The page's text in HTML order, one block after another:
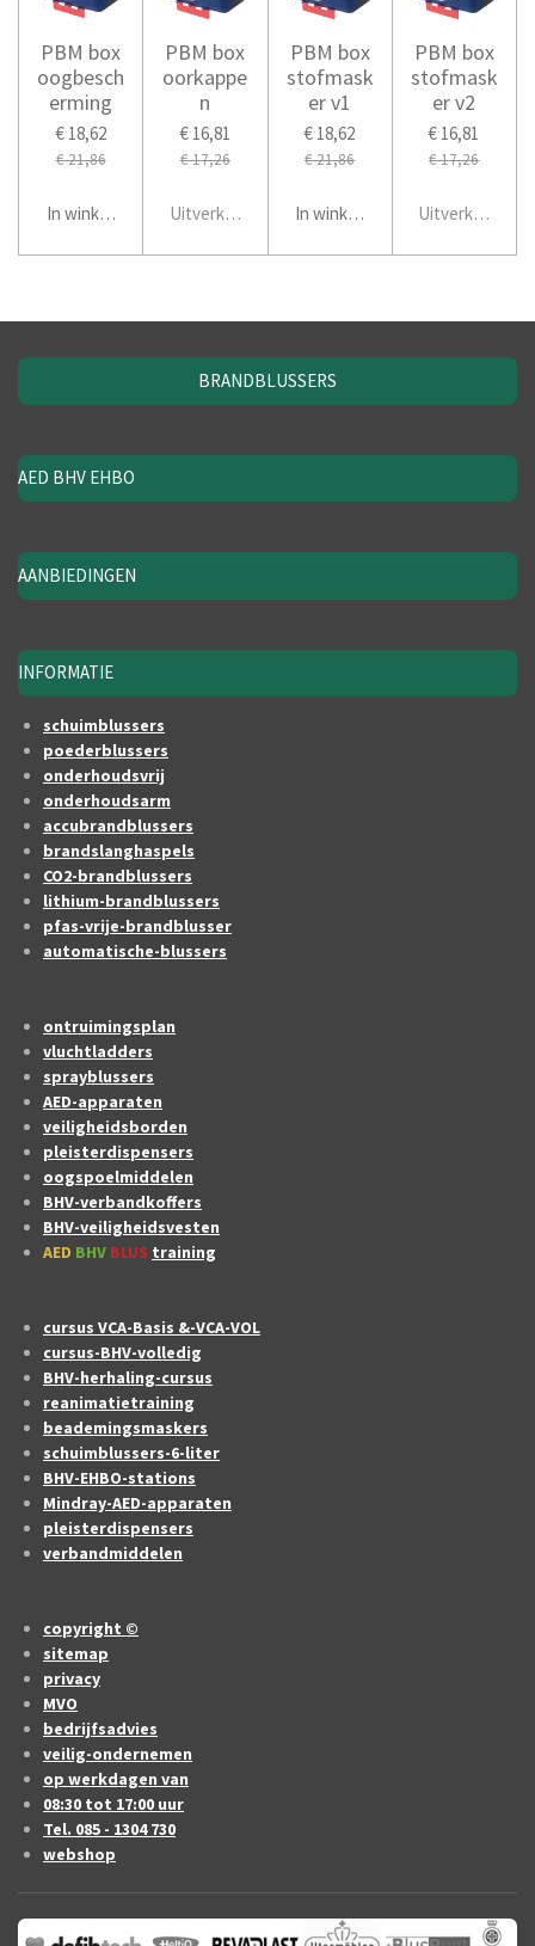
PBM box
oogbesch
erming
€ 18,62
€ 21,86
In winkelwagen
PBM box
oorkappe
n
€ 16,81
€ 17,26
Uitverkocht
PBM box
stofmask
er v1
€ 18,62
€ 21,86
In winkelwagen
PBM box
stofmask
er v2
€ 16,81
€ 17,26
Uitverkocht
BRANDBLUSSERS
AED BHV EHBO
AANBIEDINGEN
INFORMATIE
schuimblussers
poederblussers
onderhoudsvrij
onderhoudsarm
accubrandblussers
brandslanghaspels
CO2-brandblussers
lithium-brandblussers
pfas-vrije-brandblusser
automatische-blussers
ontruimingsplan
vluchtladders
sprayblussers
AED-apparaten
veiligheidsborden
pleisterdispensers
oogspoelmiddelen
BHV-verbandkoffers
BHV-veiligheidsvesten
AED BHV BLUS training
cursus VCA-Basis &-VCA-VOL
cursus-BHV-volledig
BHV-herhaling-cursus
reanimatietraining
beademingsmaskers
schuimblussers-6-liter
BHV-EHBO-stations
Mindray-AED-apparaten
pleisterdispensers
verbandmiddelen
copyright ©
sitemap
privacy
MVO
bedrijfsadvies
veilig-ondernemen
op werkdagen van
08:30 tot 17:00 uur
Tel. 085 - 1304 730
webshop